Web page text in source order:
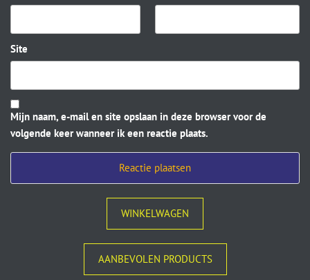
Site
Mijn naam, e-mail en site opslaan in deze browser voor de
volgende keer wanneer ik een reactie plaats.
WINKELWAGEN
AANBEVOLEN PRODUCTS